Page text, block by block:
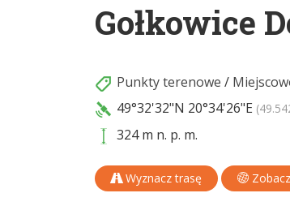
Gołkowice
Punkty terenowe /
49°32'32"N 20°34'26"E
324 m n. p. m.
Wyznacz trasę